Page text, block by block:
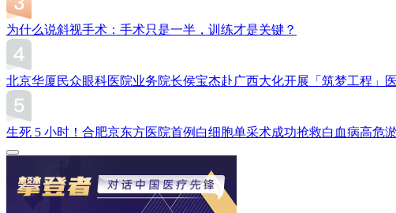
为什么说斜视手术：手术只是一半，训练才是关键？
北京华厦民众眼科医院业务院长侯宝杰赴广西大化开展「筑梦工程」
生死 5 小时！合肥京东方医院首例白细胞单采术成功抢救白血病高危